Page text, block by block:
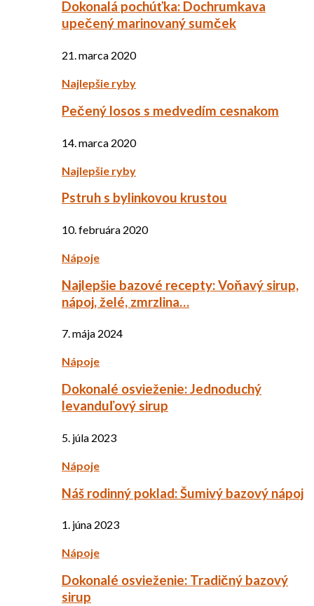
Dokonalá pochúťka: Dochrumkava
upečený marinovaný sumček
21. marca 2020
Najlepšie ryby
Pečený losos s medvedím cesnakom
14. marca 2020
Najlepšie ryby
Pstruh s bylinkovou krustou
10. februára 2020
Nápoje
Najlepšie bazové recepty: Voňavý sirup,
nápoj, želé, zmrzlina…
7. mája 2024
Nápoje
Dokonalé osvieženie: Jednoduchý
levanduľový sirup
5. júla 2023
Nápoje
Náš rodinný poklad: Šumivý bazový nápoj
1. júna 2023
Nápoje
Dokonalé osvieženie: Tradičný bazový
sirup